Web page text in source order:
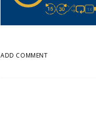
1X
ADD COMMENT